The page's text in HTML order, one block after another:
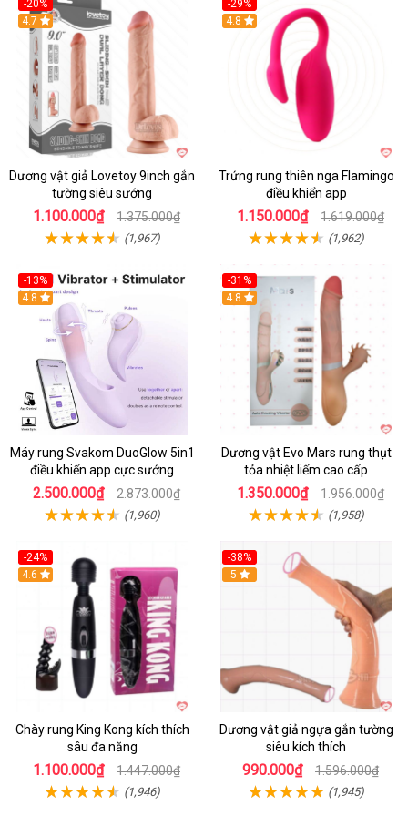
-20%
Hot
4.7
Dương vật giả Lovetoy 9inch gắn
tường siêu sướng
1.100.000₫ 1.375.000₫
(1,967)
-29%
Hot
4.8
Trứng rung thiên nga Flamingo
điều khiển app
1.150.000₫ 1.619.000₫
(1,962)
-13%
4.8
Máy rung Svakom DuoGlow 5in1
điều khiển app cực sướng
2.500.000₫ 2.873.000₫
(1,960)
-31%
4.8
Dương vật Evo Mars rung thụt
tỏa nhiệt liếm cao cấp
1.350.000₫ 1.956.000₫
(1,958)
-24%
4.6
Chày rung King Kong kích thích
sâu đa năng
1.100.000₫ 1.447.000₫
(1,946)
-38%
Hot
5
Dương vật giả ngựa gắn tường
siêu kích thích
990.000₫ 1.596.000₫
(1,945)